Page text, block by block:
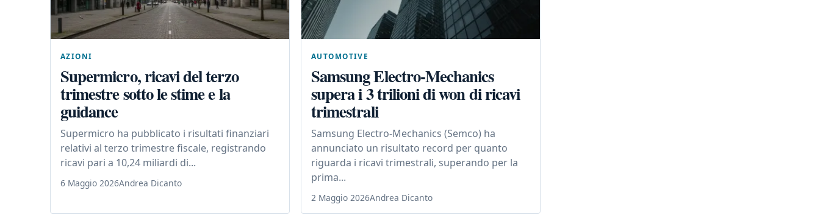
AZIONI
Supermicro, ricavi del terzo
trimestre sotto le stime e la
guidance
Supermicro ha pubblicato i risultati finanziari
relativi al terzo trimestre fiscale, registrando
ricavi pari a 10,24 miliardi di...
6 Maggio 2026Andrea Dicanto
AUTOMOTIVE
Samsung Electro-Mechanics
supera i 3 trilioni di won di ricavi
trimestrali
Samsung Electro-Mechanics (Semco) ha
annunciato un risultato record per quanto
riguarda i ricavi trimestrali, superando per la
prima...
2 Maggio 2026Andrea Dicanto